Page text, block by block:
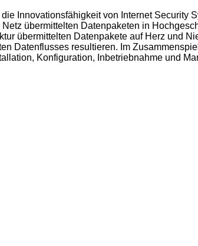
Innovationsfähigkeit von Internet Security
übermittelten Datenpaketen in
übermittelten Datenpakete auf Herz und
Datenflusses resultieren. Im
Konfiguration, Inbetriebnahme und